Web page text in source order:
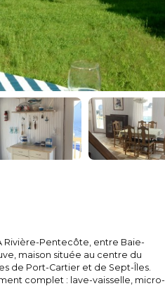
Rivière-Pentecôte, entre Baie-
maison située au centre du
de Port-Cartier et de Sept-Îles.
complet : lave-vaisselle, micro-